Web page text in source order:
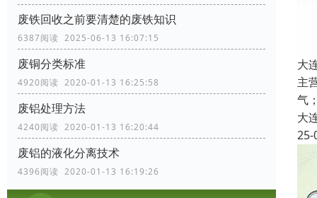
废铁回收之前要清楚的废铁知识
6387阅读 2025-06-13 16:07:15
废铜分类标准
4920阅读 2020-01-13 16:25:58
废铝处理方法
4240阅读 2020-01-13 16:20:44
废铝的液化分离技术
4396阅读 2020-01-13 16:19:26
大
主
气
大
25-